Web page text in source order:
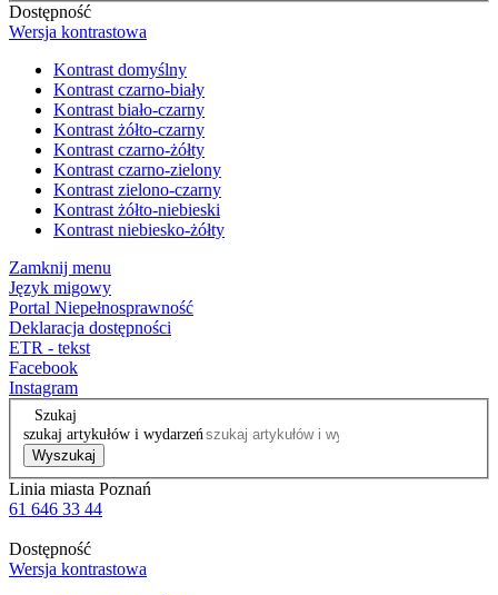
Dostępność
Wersja kontrastowa
Kontrast domyślny
Kontrast czarno-biały
Kontrast biało-czarny
Kontrast żółto-czarny
Kontrast czarno-żółty
Kontrast czarno-zielony
Kontrast zielono-czarny
Kontrast żółto-niebieski
Kontrast niebiesko-żółty
Zamknij menu
Język migowy
Portal Niepełnosprawność
Deklaracja dostępności
ETR - tekst
Facebook
Instagram
Szukaj
szukaj artykułów i wydarzeń
Wyszukaj
Linia miasta Poznań
61 646 33 44
Dostępność
Wersja kontrastowa